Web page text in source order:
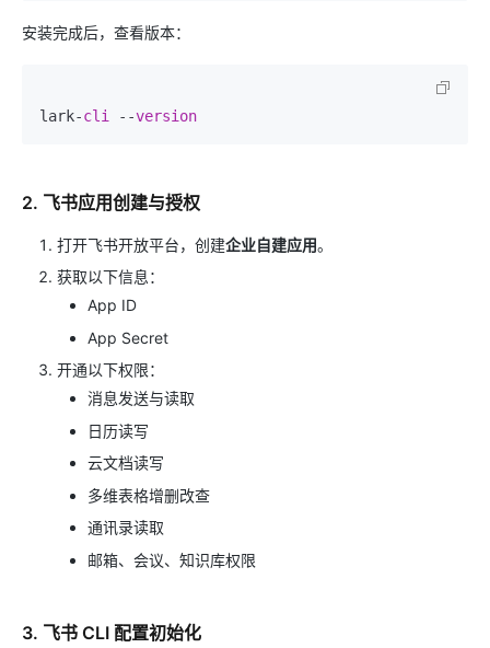
安装完成后，查看版本：
lark-cli --version
2. 飞书应用创建与授权
打开飞书开放平台，创建企业自建应用。
获取以下信息：
App ID
App Secret
开通以下权限：
消息发送与读取
日历读写
云文档读写
多维表格增删改查
通讯录读取
邮箱、会议、知识库权限
3. 飞书 CLI 配置初始化